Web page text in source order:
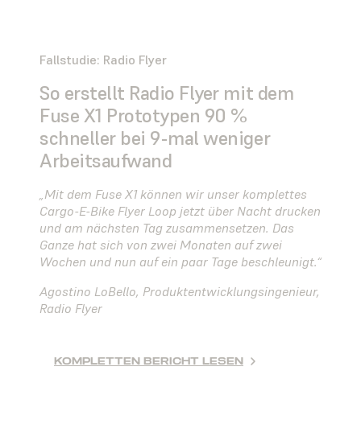
Fallstudie: Radio Flyer
So erstellt Radio Flyer mit dem
Fuse X1 Prototypen 90 %
schneller bei 9-mal weniger
Arbeitsaufwand
„Mit dem Fuse X1 können wir unser komplettes
Cargo-E-Bike Flyer Loop jetzt über Nacht drucken
und am nächsten Tag zusammensetzen. Das
Ganze hat sich von zwei Monaten auf zwei
Wochen und nun auf ein paar Tage beschleunigt.“
Agostino LoBello, Produktentwicklungsingenieur,
Radio Flyer
KOMPLETTEN BERICHT LESEN